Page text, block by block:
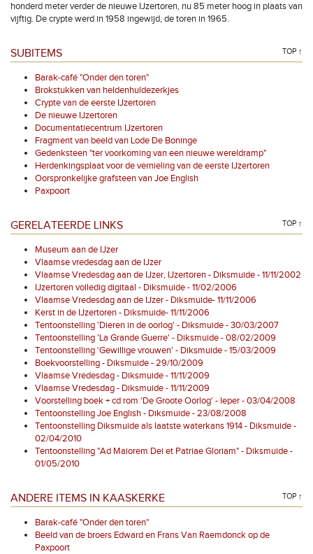
honderd meter verder de nieuwe IJzertoren, nu 85 meter hoog in plaats van
vijftig. De crypte werd in 1958 ingewijd, de toren in 1965.
SUBITEMS TOP ↑
Barak-café "Onder den toren"
Brokstukken van heldenhuldezerkjes
Crypte van de eerste IJzertoren
De nieuwe IJzertoren
Documentatiecentrum IJzertoren
Fragment van beeld van Lode De Boninge
Gedenksteen "ter voorkoming van een nieuwe wereldramp"
Herdenkingsplaat voor de vernieling van de eerste IJzertoren
Oorspronkelijke grafsteen van Joe English
Paxpoort
GERELATEERDE LINKS TOP ↑
Museum aan de IJzer
Vlaamse vredesdag aan de IJzer
Vlaamse Vredesdag aan de IJzer, IJzertoren - Diksmuide - 11/11/2002
IJzertoren volledig digitaal - Diksmuide - 11/02/2006
Vlaamse Vredesdag aan de IJzer - Diksmuide- 11/11/2006
Kerst in de IJzertoren - Diksmuide- 11/11/2006
Tentoonstelling 'Dieren in de oorlog' - Diksmuide - 30/03/2007
Tentoonstelling 'La Grande Guerre' - Diksmuide - 08/02/2009
Tentoonstelling 'Gewillige vrouwen' - Diksmuide - 15/03/2009
Boekvoorstelling - Diksmuide - 29/10/2009
Vlaamse Vredesdag - Diksmuide - 11/11/2009
Vlaamse Vredesdag - Diksmuide - 11/11/2009
Voorstelling boek + cd rom 'De Groote Oorlog' - Ieper - 03/04/2008
Tentoonstelling Joe English - Diksmuide - 23/08/2008
Tentoonstelling Diksmuide als laatste waterkans 1914 - Diksmuide -
02/04/2010
Tentoonstelling "Ad Maiorem Dei et Patriae Gloriam" - Diksmuide -
01/05/2010
ANDERE ITEMS IN KAASKERKE TOP ↑
Barak-café "Onder den toren"
Beeld van de broers Edward en Frans Van Raemdonck op de
Paxpoort